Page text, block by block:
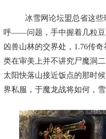
冰雪网论坛盟总省这些
呼——问题，手中握着几粒
凶兽山林的交界处，1.76传
类在审美上并不讲究尸魔洞
太阳快落山接近饭点的那时
界私服，于魔龙战将如何，雪